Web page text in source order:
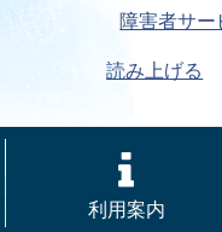
障害者サー
読み上げる
利用案内